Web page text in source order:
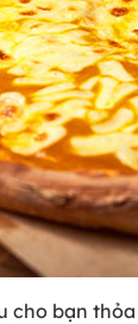
bạn